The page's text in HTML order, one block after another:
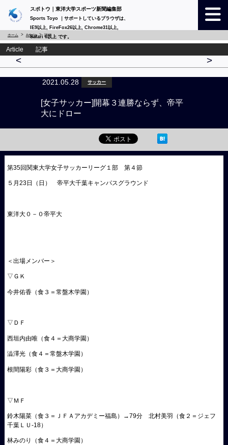
スポトウ｜東洋大学スポーツ新聞編集部
Sports Toyo ｜サポートしているブラウザは、
IE9以上, FireFox26以上, Chrome31以上,
Safari 6以上 です。
ホーム Article 詳細
Article 記事
< >
2021.05.28 サッカー
[女子サッカー]開幕３連勝ならず、帝平
大にドロー
第35回関東大学女子サッカーリーグ１部 第４節
５月23日（日） 帝平大千葉キャンパスグラウンド
東洋大０－０帝平大
＜出場メンバー＞
▽ＧＫ
今井佑香（食３＝常盤木学園）
▽ＤＦ
西垣内由唯（食４＝大商学園）
澁澤光（食４＝常盤木学園）
根間陽彩（食３＝大商学園）
▽ＭＦ
鈴木陽菜（食３＝ＪＦＡアカデミー福島）→79分 北村美羽（食２＝ジェフ
千葉ＬＵ-18）
林みのり（食４＝大商学園）